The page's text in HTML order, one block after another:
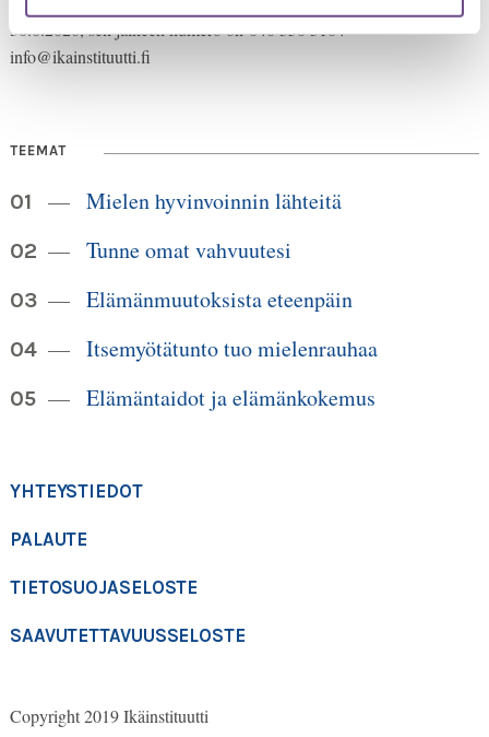
30.6.2026, sen jälkeen numero on 040 350 3104
info@ikainstituutti.fi
TEEMAT
Mielen hyvinvoinnin lähteitä
Tunne omat vahvuutesi
Elämänmuutoksista eteenpäin
Itsemyötätunto tuo mielenrauhaa
Elämäntaidot ja elämänkokemus
YHTEYSTIEDOT
PALAUTE
TIETOSUOJASELOSTE
SAAVUTETTAVUUSSELOSTE
Copyright 2019 Ikäinstituutti